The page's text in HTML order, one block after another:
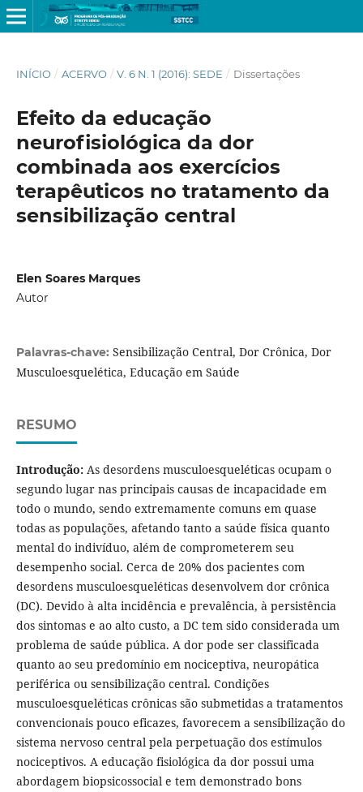
INÍCIO / ACERVO / V. 6 N. 1 (2016): SEDE / Dissertações
Efeito da educação
neurofisiológica da dor
combinada aos exercícios
terapêuticos no tratamento da
sensibilização central
Elen Soares Marques
Autor
Palavras-chave: Sensibilização Central, Dor Crônica, Dor
Musculoesquelética, Educação em Saúde
RESUMO
Introdução: As desordens musculoesqueléticas ocupam o
segundo lugar nas principais causas de incapacidade em
todo o mundo, sendo extremamente comuns em quase
todas as populações, afetando tanto a saúde física quanto
mental do indivíduo, além de comprometerem seu
desempenho social. Cerca de 20% dos pacientes com
desordens musculoesqueléticas desenvolvem dor crônica
(DC). Devido à alta incidência e prevalência, à persistência
dos sintomas e ao alto custo, a DC tem sido considerada um
problema de saúde pública. A dor pode ser classificada
quanto ao seu predomínio em nociceptiva, neuropática
periférica ou sensibilização central. Condições
musculoesqueléticas crônicas são submetidas a tratamentos
convencionais pouco eficazes, favorecem a sensibilização do
sistema nervoso central pela perpetuação dos estímulos
nociceptivos. A educação fisiológica da dor possui uma
abordagem biopsicossocial e tem demonstrado bons